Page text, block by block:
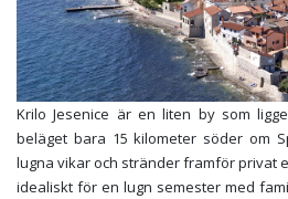
Krilo Jesenice är en liten by som
beläget bara 15 kilometer söder om
lugna vikar och stränder framför privat
idealiskt för en lugn semester med